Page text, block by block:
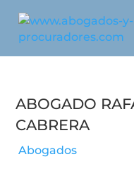
Abogado
Cabrera
Abogados